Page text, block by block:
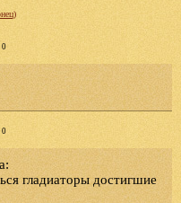
0
0
гладиаторы достигшие